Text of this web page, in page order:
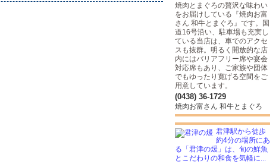
焼肉とまぐろの贅沢な味わい
をお届けしている『焼肉お富
さん 和牛とまぐろ』です。国
道16号沿い、駐車場も充実し
ている当店は、車でのアクセ
スも抜群。明るく開放的な店
内にはバリアフリー席や宴会
対応席もあり、ご家族や団体
でもゆったり寛げる空間をご
用意しています。
(0438) 36-1729
焼肉お富さん 和牛とまぐろ
君津駅から徒歩
約4分の場所にあ
る「君津の煖」は、旬の鮮魚
とこだわりの和食を気軽に...